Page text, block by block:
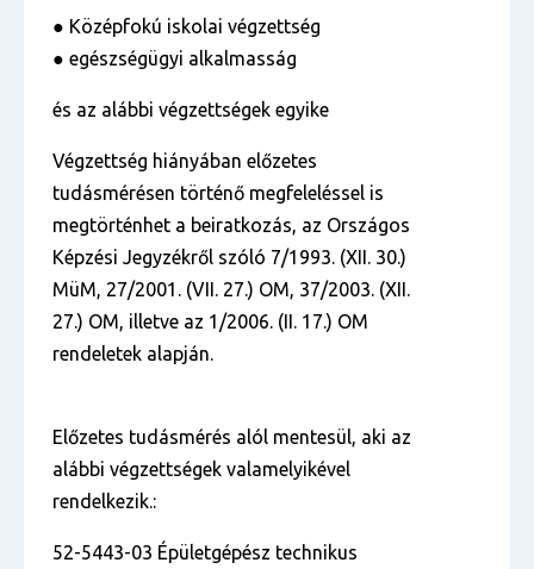
● Középfokú iskolai végzettség
● egészségügyi alkalmasság
és az alábbi végzettségek egyike
Végzettség hiányában előzetes
tudásmérésen történő megfeleléssel is
megtörténhet a beiratkozás, az Országos
Képzési Jegyzékről szóló 7/1993. (XII. 30.)
MüM, 27/2001. (VII. 27.) OM, 37/2003. (XII.
27.) OM, illetve az 1/2006. (II. 17.) OM
rendeletek alapján.
Előzetes tudásmérés alól mentesül, aki az
alábbi végzettségek valamelyikével
rendelkezik.:
52-5443-03 Épületgépész technikus